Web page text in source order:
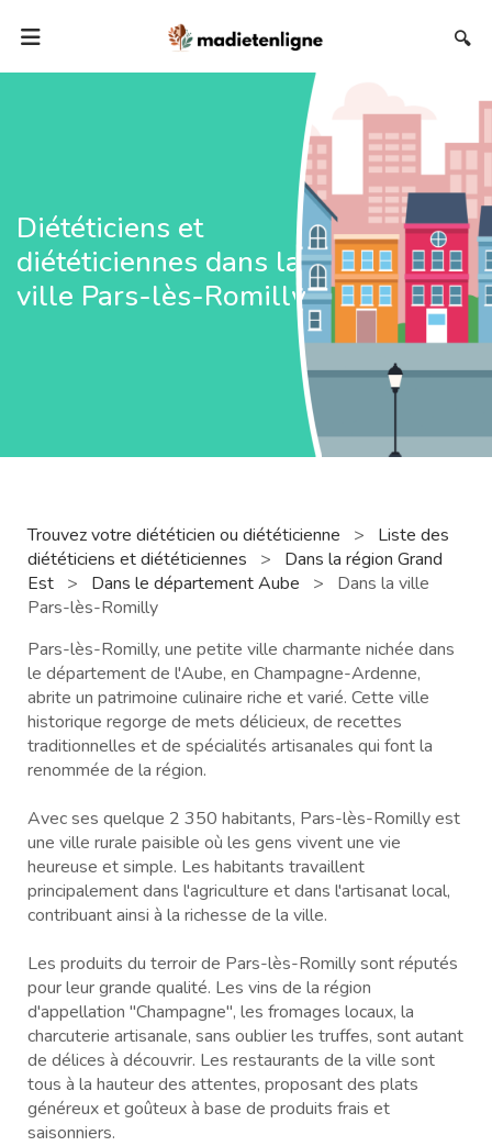
🔍
Diététiciens et
diététiciennes dans la
ville Pars-lès-Romilly
Trouvez votre diététicien ou diététicienne >
Liste des
diététiciens et diététiciennes
>
Dans la région Grand
Est > Dans le département Aube >
Dans la ville
Pars-lès-Romilly
Pars-lès-Romilly, une petite ville charmante nichée dans
le département de l'Aube, en Champagne-Ardenne,
abrite un patrimoine culinaire riche et varié. Cette ville
historique regorge de mets délicieux, de recettes
traditionnelles et de spécialités artisanales qui font la
renommée de la région.
Avec ses quelque 2 350 habitants, Pars-lès-Romilly est
une ville rurale paisible où les gens vivent une vie
heureuse et simple. Les habitants travaillent
principalement dans l'agriculture et dans l'artisanat local,
contribuant ainsi à la richesse de la ville.
Les produits du terroir de Pars-lès-Romilly sont réputés
pour leur grande qualité. Les vins de la région
d'appellation "Champagne", les fromages locaux, la
charcuterie artisanale, sans oublier les truffes, sont autant
de délices à découvrir. Les restaurants de la ville sont
tous à la hauteur des attentes, proposant des plats
généreux et goûteux à base de produits frais et
saisonniers.